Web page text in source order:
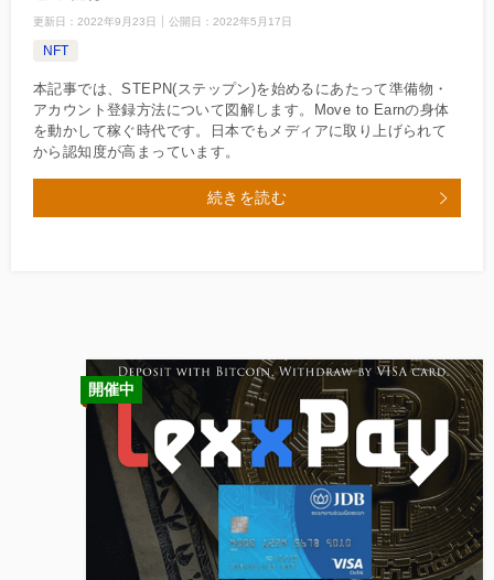
更新日： 2022年9月23日 公開日： 2022年5月17日
NFT
本記事では、STEPN(ステップン)を始めるにあたって準備物・
アカウント登録方法について図解します。Move to Earnの身体
を動かして稼ぐ時代です。日本でもメディアに取り上げられて
から認知度が高まっています。
続きを読む
開催中